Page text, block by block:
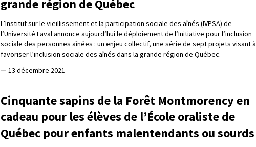
grande région de Québec
L’Institut sur le vieillissement et la participation sociale des aînés (IVPSA) de
l’Université Laval annonce aujourd’hui le déploiement de l’Initiative pour l’inclusion
sociale des personnes aînées : un enjeu collectif, une série de sept projets visant à
favoriser l’inclusion sociale des aînés dans la grande région de Québec.
— 13 décembre 2021
Cinquante sapins de la Forêt Montmorency en
cadeau pour les élèves de l’École oraliste de
Québec pour enfants malentendants ou sourds